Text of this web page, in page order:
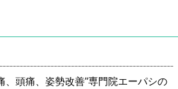
頭痛、姿勢改善”専門院エーパシの